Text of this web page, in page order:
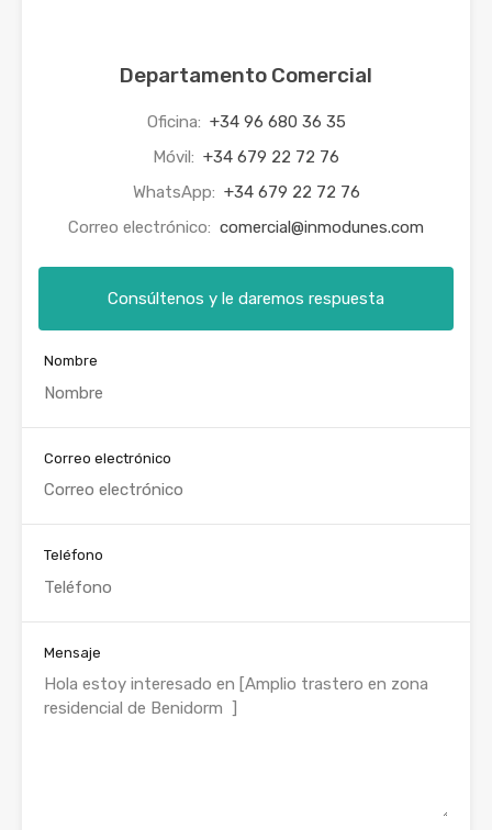
Departamento Comercial
Oficina: +34 96 680 36 35
Móvil: +34 679 22 72 76
WhatsApp: +34 679 22 72 76
Correo electrónico: comercial@inmodunes.com
Consúltenos y le daremos respuesta
Nombre
Correo electrónico
Teléfono
Mensaje